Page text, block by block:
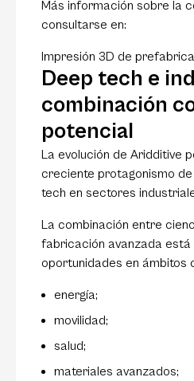
Más información sobre la
consultarse en:
Impresión 3D de
Deep tech e
combinación
potencial
La evolución de Aridditive
creciente protagonismo
tech en sectores
La combinación entre
fabricación avanzada está
oportunidades en ámbitos
energía;
movilidad;
salud;
materiales avanzados;